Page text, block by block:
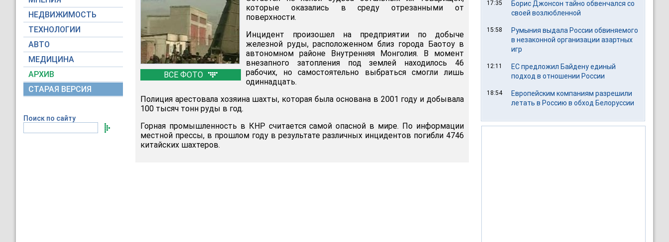
НЕДВИЖИМОСТЬ
ТЕХНОЛОГИИ
АВТО
МЕДИЦИНА
АРХИВ
СТАРАЯ ВЕРСИЯ
Поиск по сайту
ВСЕ ФОТО
которые оказались в среду отрезанными от
поверхности.
Инцидент произошел на предприятии по добыче
железной руды, расположенном близ города Баотоу в
автономном районе Внутренняя Монголия. В момент
внезапного затопления под землей находилось 46
рабочих, но самостоятельно выбраться смогли лишь
одиннадцать.
Полиция арестовала хозяина шахты, которая была основана в 2001 году и добывала
100 тысяч тонн руды в год.
Горная промышленность в КНР считается самой опасной в мире. По информации
местной прессы, в прошлом году в результате различных инцидентов погибли 4746
китайских шахтеров.
17:35
Борис Джонсон тайно обвенчался со
своей возлюбленной
15:58
Румыния выдала России обвиняемого
в незаконной организации азартных
игр
12:11
ЕС предложил Байдену единый
подход в отношении России
18:54
Европейским компаниям разрешили
летать в Россию в обход Белоруссии